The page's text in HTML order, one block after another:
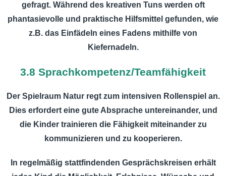
gefragt. Während des kreativen Tuns werden oft
phantasievolle und praktische Hilfsmittel gefunden, wie
z.B. das Einfädeln eines Fadens mithilfe von
Kiefernadeln.
3.8 Sprachkompetenz/Teamfähigkeit
Der Spielraum Natur regt zum intensiven Rollenspiel an.
Dies erfordert eine gute Absprache untereinander, und
die Kinder trainieren die Fähigkeit miteinander zu
kommunizieren und zu kooperieren.
In regelmäßig stattfindenden Gesprächskreisen erhält